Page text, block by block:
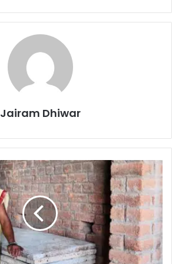
Jairam Dhiwar